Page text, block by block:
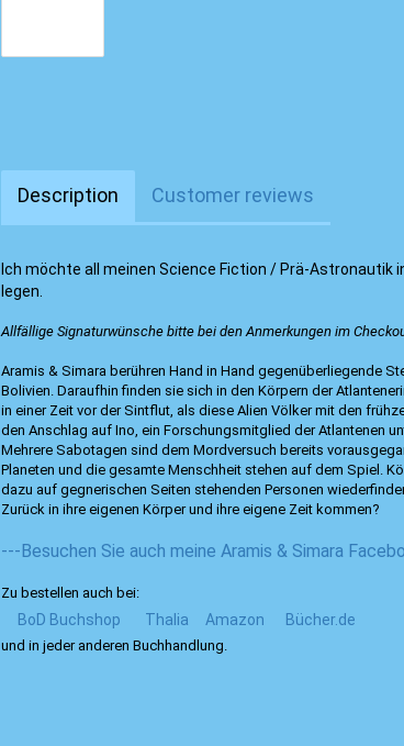
Description Customer reviews
Ich möchte all meinen Science Fiction / Prä-Astronautik
legen.
Allfällige Signaturwünsche bitte bei den Anmerkungen im
Aramis & Simara berühren Hand in Hand gegenüberliegende
Bolivien. Daraufhin finden sie sich in den Körpern der
in einer Zeit vor der Sintflut, als diese Alien Völker mit den
den Anschlag auf Ino, ein Forschungsmitglied der Atlantenen
Mehrere Sabotagen sind dem Mordversuch bereits
Planeten und die gesamte Menschheit stehen auf dem Spiel.
dazu auf gegnerischen Seiten stehenden Personen
Zurück in ihre eigenen Körper und ihre eigene Zeit kommen?
---Besuchen Sie auch meine Aramis & Simara
Zu bestellen auch bei:
BoD Buchshop Thalia Amazon Bücher.de
und in jeder anderen Buchhandlung.